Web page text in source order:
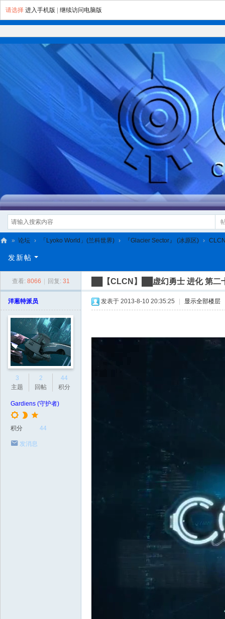
请选择 进入手机版 继续访问电脑版
L
» 论坛 › 「Lyoko World」(兰科世界) › 『Glacier Sector』 (冰原区) ›
发新帖
查看: 8066 回复: 31 ██【CLCN】██虚幻勇士 进化 第二
洋葱特派员
3
主题
2
回帖
44
积分
Gardiens (守护者)
积分 44
发消息
发表于 2013-8-10 20:35:25 显示全部楼层